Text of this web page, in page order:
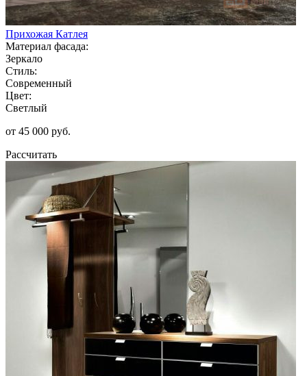
Прихожая Катлея
Материал фасада:
Зеркало
Стиль:
Современный
Цвет:
Светлый
от 45 000 руб.
Рассчитать